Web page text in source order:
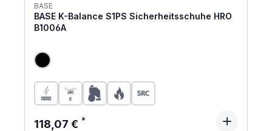
BASE
BASE K-Balance S1PS Sicherheitsschuhe HRO
B1006A
Regulärer Preis:
118,07 €